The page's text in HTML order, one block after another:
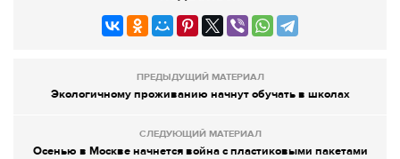
ПРЕДЫДУЩИЙ МАТЕРИАЛ
Экологичному проживанию начнут обучать в школах
СЛЕДУЮЩИЙ МАТЕРИАЛ
Осенью в Москве начнется война с пластиковыми пакетами